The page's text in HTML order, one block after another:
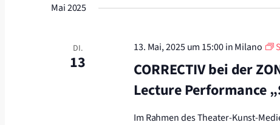
Mai 2025
DI.
13
13. Mai, 2025 um 15:00in Milano
CORRECTIV bei der
Lecture Performance
Im Rahmen des Theater-Kunst-